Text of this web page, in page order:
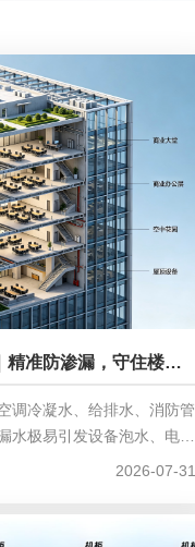
渗漏，守住楼宇运营安全
调冷凝水、给排水、消防管
水极易引发设备泡水、电路
统人工巡检盲区多、响应
本的核心刚需。
2026-07-31